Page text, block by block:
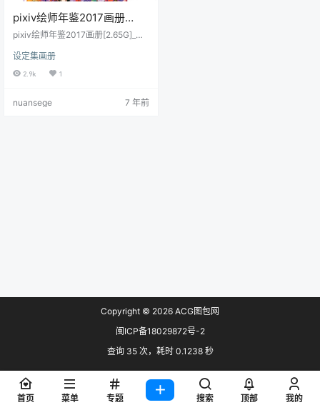
pixiv绘师年鉴2017画册
[2.65G][ACG图包网]
pixiv绘师年鉴2017画册[2.65G]_动
包系列
设定集画册
2.9k 1
nuansege 7 年前
Copyright © 2026 ACG图包网
闽ICP备18029872号-2
查询 35 次，耗时 0.1238 秒
首页 菜单 专题 搜索 顶部 我的